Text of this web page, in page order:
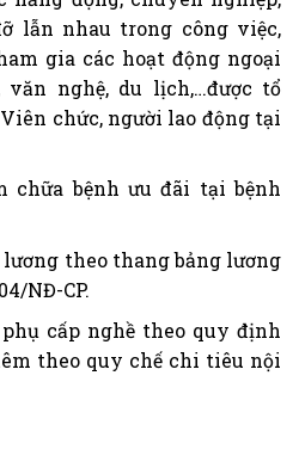
lẫn nhau trong công việc,
gia các hoạt động ngoại
nghệ, du lịch,…được tổ
chức, người lao động tại
chữa bệnh ưu đãi tại bệnh
theo thang bảng lương
NĐ-CP.
cấp nghề theo quy định
theo quy chế chi tiêu nội